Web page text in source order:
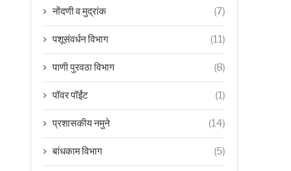
नोंदणी व मुद्रांक (7)
पशूसंवर्धन विभाग (11)
पाणी पुरवठा विभाग (8)
पॉवर पॉईंट (1)
प्रशासकीय नमुने (14)
बांधकाम विभाग (5)